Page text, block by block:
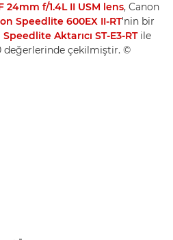
24mm f/1.4L II USM lens, Canon
Speedlite 600EX II-RT'nin bir
Aktarıcı ST-E3-RTile
değerlerinde çekilmiştir. ©